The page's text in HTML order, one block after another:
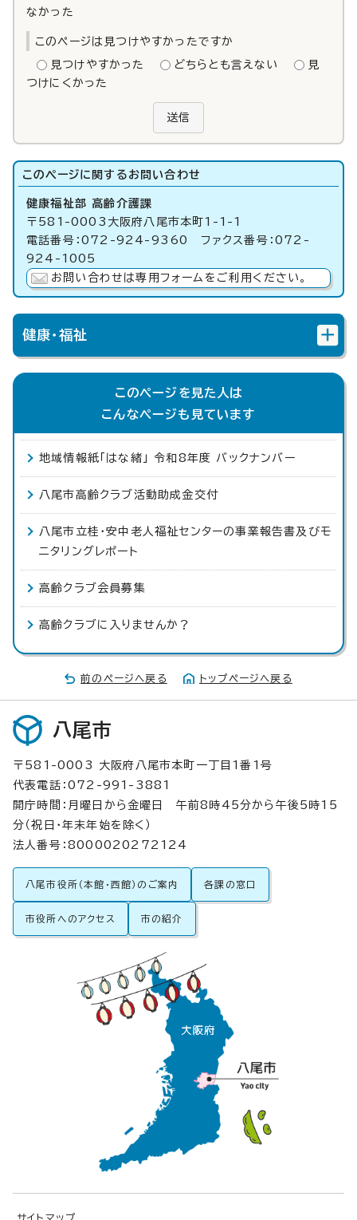
なかった
このページは見つけやすかったですか
見つけやすかった どちらとも言えない
見
つけにくかった
送信
このページに関する お問い合わせ
健康福祉部 高齢介護課
〒581-0003大阪府八尾市本町1-1-1
電話番号：072-924-9360 ファクス番号：072-
924-1005
お問い合わせは専用フォームをご利用ください。
健康・福祉
このページを見た人は
こんなページも見ています
地域情報紙「はな緒」 令和8年度 バックナンバー
八尾市高齢クラブ活動助成金交付
八尾市立桂・安中老人福祉センターの事業報告書及びモ
ニタリングレポート
高齢クラブ会員募集
高齢クラブに入りませんか？
前のページへ戻る トップページへ戻る
八尾市
〒581-0003 大阪府八尾市本町一丁目1番1号
代表電話：072-991-3881
開庁時間：月曜日から金曜日 午前8時45分から午後5時15
分（祝日・年末年始を除く）
法人番号：8000020272124
八尾市役所（本館・西館）のご案内 各課の窓口
市役所へのアクセス 市の紹介
サイトマップ